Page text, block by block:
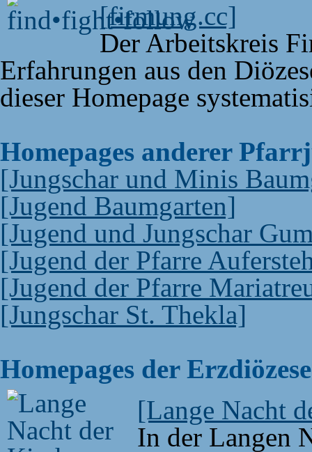
[firmung.cc]
Der Arbeitskreis
Erfahrungen aus den
dieser Homepage
Homepages anderer
[Jungschar und Minis
[Jugend Baumgarten]
[Jugend und Jungschar
[Jugend der Pfarre
[Jugend der Pfarre
[Jungschar St. Thekla]
Homepages der
[Lange Nacht
In der Langen